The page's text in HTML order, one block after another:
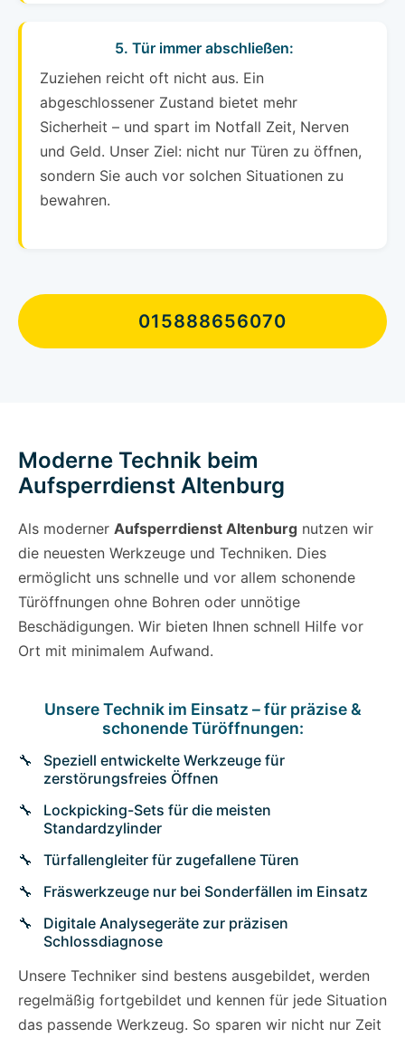
5. Tür immer abschließen:
Zuziehen reicht oft nicht aus. Ein
abgeschlossener Zustand bietet mehr
Sicherheit – und spart im Notfall Zeit, Nerven
und Geld. Unser Ziel: nicht nur Türen zu öffnen,
sondern Sie auch vor solchen Situationen zu
bewahren.
015888656070
Moderne Technik beim
Aufsperrdienst Altenburg
Als moderner Aufsperrdienst Altenburg nutzen wir
die neuesten Werkzeuge und Techniken. Dies
ermöglicht uns schnelle und vor allem schonende
Türöffnungen ohne Bohren oder unnötige
Beschädigungen. Wir bieten Ihnen schnell Hilfe vor
Ort mit minimalem Aufwand.
Unsere Technik im Einsatz – für präzise &
schonende Türöffnungen:
Speziell entwickelte Werkzeuge für
zerstörungsfreies Öffnen
Lockpicking-Sets für die meisten
Standardzylinder
Türfallengleiter für zugefallene Türen
Fräswerkzeuge nur bei Sonderfällen im Einsatz
Digitale Analysegeräte zur präzisen
Schlossdiagnose
Unsere Techniker sind bestens ausgebildet, werden
regelmäßig fortgebildet und kennen für jede Situation
das passende Werkzeug. So sparen wir nicht nur Zeit